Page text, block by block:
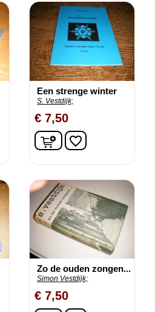
Een strenge winter
S. Vestdijk;
€ 7,50
In winkelwagen
favorite_border
Zo de ouden zongen...
Simon Vestdijk;
€ 7,50